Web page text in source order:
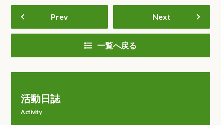
Prev Next
一覧へ戻る
活動日誌
Activity